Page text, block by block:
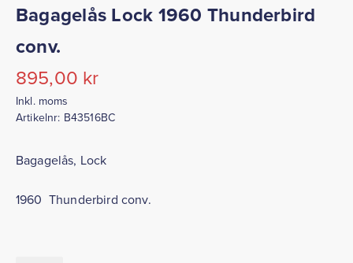
Bagagelås Lock 1960 Thunderbird
conv.
895,00 kr
Inkl. moms
Artikelnr: B43516BC
Bagagelås, Lock
1960 Thunderbird conv.